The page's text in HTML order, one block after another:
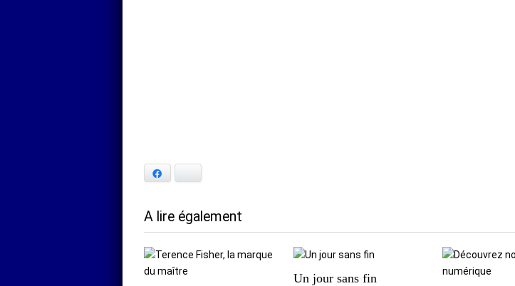
A lire également
Un jour sans fin